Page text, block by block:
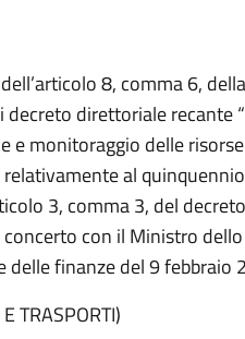
8, comma 6,
decreto direttoriale recante
e monitoraggio delle
al
3, comma 3, del
con il Ministro
delle finanze del 9 febbraio
TRASPORTI)